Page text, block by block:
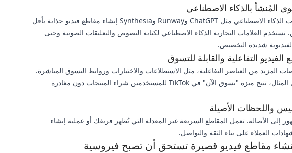
تجعل أدوات الذكاء الاصطناعي مثل ChatGPT وRunway وSynthesia إنشاء مقاطع فيديو جذابة بأقل
العلامات التجارية الذكاء الاصطناعي لكتابة النصوص والتعليقات الصوتية وحتى
الفيديوية شديدة التخصيص.
المزيد من العناصر التفاعلية، مثل الاستطلاعات والاختبارات وروابط التسوق المباشرة.
على سبيل المثال، تتيح ميزة "تسوق الآن" في TikTok للمستخدمين شراء المنتجات دون مغادرة
إلى الأصالة. تعمل المقاطع السريعة غير المعدلة التي تُظهر فريقك أو عملية إنشاء
العملاء على بناء الثقة والتواصل.
مقاطع فيديو قصيرة تستحق أن تصبح فيروسية